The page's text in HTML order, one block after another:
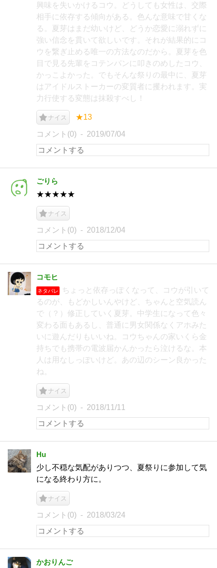
興味を失いかけるコウ。どうしても女性は、交際
相手に依存する傾向がある。色んな意味で甘くな
る。夏芽はまだ幼いけど、どうか恋愛に溺れずに
強い信念を貫いて欲しいです。それが結果的にコ
ウを繋ぎ止める唯一の方法なのだから。夏芽を色
目で見る先輩をコテンパンに叩きのめしたコウ、
かっこよかった。でもそんな祭りの最中に、夏芽
はアイドルストーカーの変質者に攫われます。実
力行使する変態は抹殺すべし！
ナイス ★13
コメント(0) 2019/07/04
ごりら
★★★★★
ナイス
コメント(0) 2018/12/04
コモヒ
ネタバレ
ちょっと依存っぽくなって、コウが引いて
るのが、もどかしいんやけど、ちゃんと空気読ん
で（？）修正していく夏芽。中学生になって色々
変わる面もあるし、普通に男女関係なくアホみた
いに遊んだりもいいね。コウちゃんの家いくら金
持ちでも携帯の電波届かんかったら泣けるな。本
人は用なしっぽいけど。あの辺のシーン良かった
ね。
ナイス
コメント(0) 2018/11/11
Hu
少し不穏な気配がありつつ、夏祭りに参加して気
になる終わり方に。
ナイス
コメント(0) 2018/03/24
かおりんご